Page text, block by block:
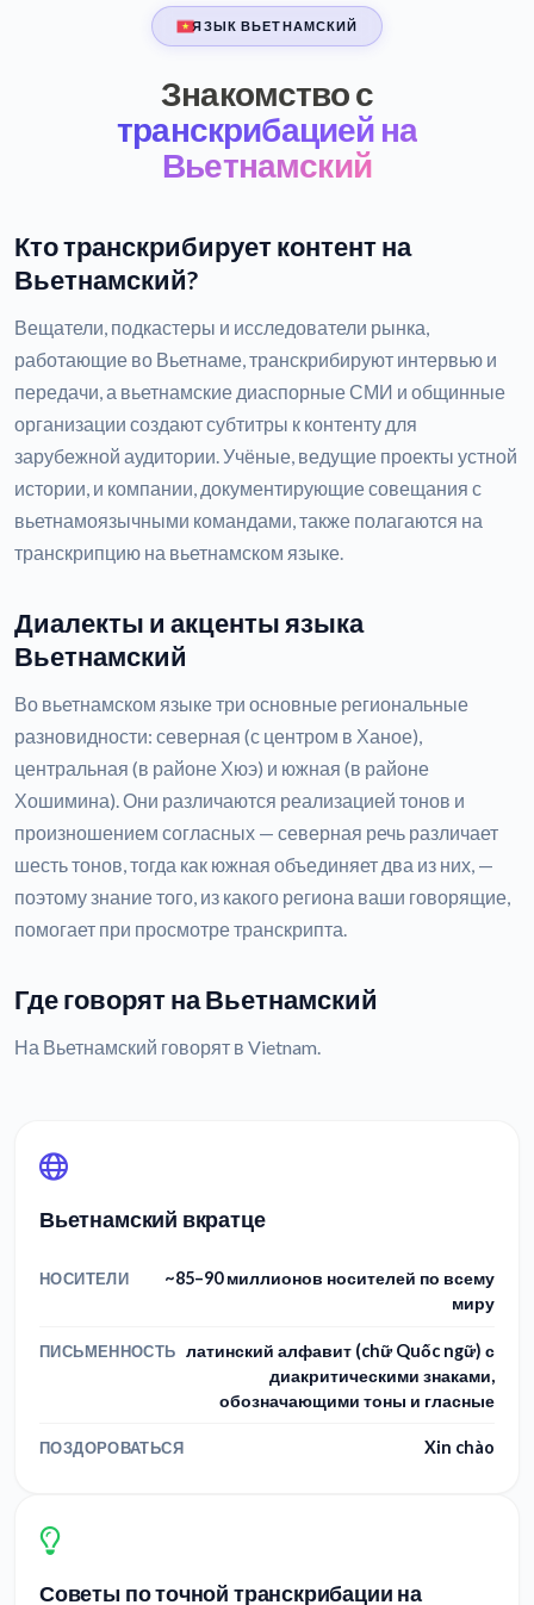
ЯЗЫК ВЬЕТНАМСКИЙ
Знакомство с
транскрибацией на
Вьетнамский
Кто транскрибирует контент на
Вьетнамский?
Вещатели, подкастеры и исследователи рынка,
работающие во Вьетнаме, транскрибируют интервью и
передачи, а вьетнамские диаспорные СМИ и общинные
организации создают субтитры к контенту для
зарубежной аудитории. Учёные, ведущие проекты устной
истории, и компании, документирующие совещания с
вьетнамоязычными командами, также полагаются на
транскрипцию на вьетнамском языке.
Диалекты и акценты языка
Вьетнамский
Во вьетнамском языке три основные региональные
разновидности: северная (с центром в Ханое),
центральная (в районе Хюэ) и южная (в районе
Хошимина). Они различаются реализацией тонов и
произношением согласных — северная речь различает
шесть тонов, тогда как южная объединяет два из них, —
поэтому знание того, из какого региона ваши говорящие,
помогает при просмотре транскрипта.
Где говорят на Вьетнамский
На Вьетнамский говорят в Vietnam.
Вьетнамский вкратце
НОСИТЕЛИ
~85–90 миллионов носителей по всему
миру
ПИСЬМЕННОСТЬ латинский алфавит (chữ Quốc ngữ) с
диакритическими знаками,
обозначающими тоны и гласные
ПОЗДОРОВАТЬСЯ Xin chào
Советы по точной транскрибации на